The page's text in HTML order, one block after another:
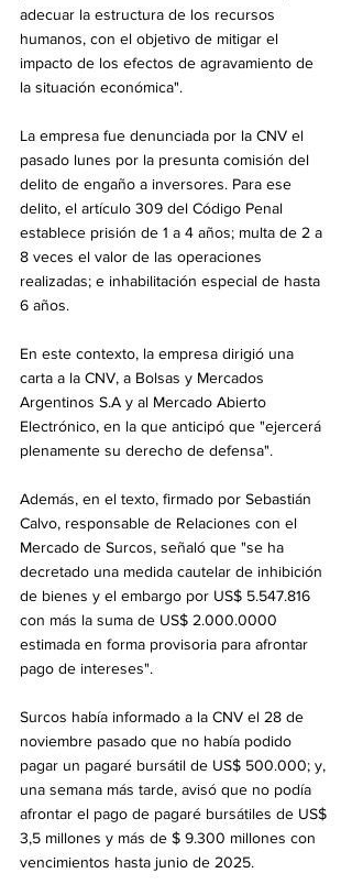
adecuar la estructura de los recursos
humanos, con el objetivo de mitigar el
impacto de los efectos de agravamiento de
la situación económica".
La empresa fue denunciada por la CNV el
pasado lunes por la presunta comisión del
delito de engaño a inversores. Para ese
delito, el artículo 309 del Código Penal
establece prisión de 1 a 4 años; multa de 2 a
8 veces el valor de las operaciones
realizadas; e inhabilitación especial de hasta
6 años.
En este contexto, la empresa dirigió una
carta a la CNV, a Bolsas y Mercados
Argentinos S.A y al Mercado Abierto
Electrónico, en la que anticipó que "ejercerá
plenamente su derecho de defensa".
Además, en el texto, firmado por Sebastián
Calvo, responsable de Relaciones con el
Mercado de Surcos, señaló que "se ha
decretado una medida cautelar de inhibición
de bienes y el embargo por US$ 5.547.816
con más la suma de US$ 2.000.0000
estimada en forma provisoria para afrontar
pago de intereses".
Surcos había informado a la CNV el 28 de
noviembre pasado que no había podido
pagar un pagaré bursátil de US$ 500.000; y,
una semana más tarde, avisó que no podía
afrontar el pago de pagaré bursátiles de US$
3,5 millones y más de $ 9.300 millones con
vencimientos hasta junio de 2025.